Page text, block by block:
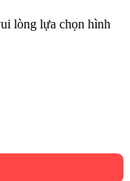
lòng lựa chọn hình